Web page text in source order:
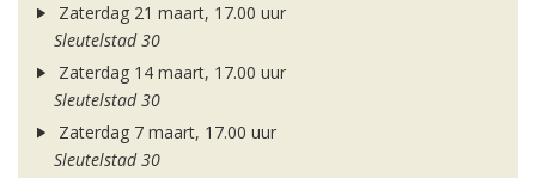
Zaterdag 21 maart, 17.00 uur
Sleutelstad 30
Zaterdag 14 maart, 17.00 uur
Sleutelstad 30
Zaterdag 7 maart, 17.00 uur
Sleutelstad 30